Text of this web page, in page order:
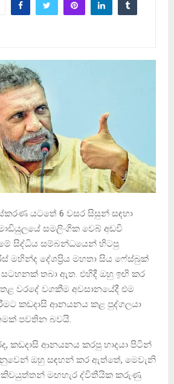
යටතේ 6 වසර සිසුන් සඳහා
සමලිංගික වෙබ් අඩවි
සිද්ධිය සම්බන්ධයෙන් හිටපු
මහින්ද දේශප්‍රිය මහතා සිය ෆේස්බුක්
තබා ඇත. එහිදී ඔහු ඉඟි කර
වරදේ වගකීම අවසානයේදී එම
කඩදාසි ආනයනය කළ පුද්ගලයා
පවතින බවයි.
කඩදාසි ආනයනය කරපු හාදයා පිටින්
ඔහු සඳහන් කර ඇත්තේ, මෙවැනි
මඟහැර ද්විතීයික කරුණු